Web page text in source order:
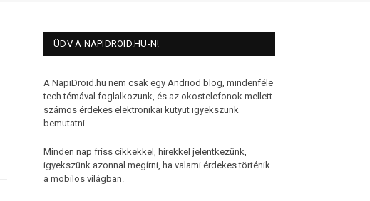
ÜDV A NAPIDROID.HU-N!
A NapiDroid.hu nem csak egy Andriod blog, mindenféle
tech témával foglalkozunk, és az okostelefonok mellett
számos érdekes elektronikai kütyüt igyekszünk
bemutatni.
Minden nap friss cikkekkel, hírekkel jelentkezünk,
igyekszünk azonnal megírni, ha valami érdekes történik
a mobilos világban.